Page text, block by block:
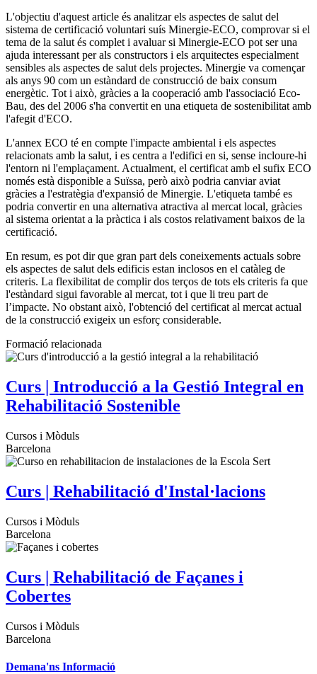
L'objectiu d'aquest article és analitzar els aspectes de salut del
sistema de certificació voluntari suís Minergie-ECO, comprovar si el
tema de la salut és complet i avaluar si Minergie-ECO pot ser una
ajuda interessant per als constructors i els arquitectes especialment
sensibles als aspectes de salut dels projectes. Minergie va començar
als anys 90 com un estàndard de construcció de baix consum
energètic. Tot i això, gràcies a la cooperació amb l'associació Eco-
Bau, des del 2006 s'ha convertit en una etiqueta de sostenibilitat amb
l'afegit d'ECO.
L'annex ECO té en compte l'impacte ambiental i els aspectes
relacionats amb la salut, i es centra a l'edifici en si, sense incloure-hi
l'entorn ni l'emplaçament. Actualment, el certificat amb el sufix ECO
només està disponible a Suïssa, però això podria canviar aviat
gràcies a l'estratègia d'expansió de Minergie. L'etiqueta també es
podria convertir en una alternativa atractiva al mercat local, gràcies
al sistema orientat a la pràctica i als costos relativament baixos de la
certificació.
En resum, es pot dir que gran part dels coneixements actuals sobre
els aspectes de salut dels edificis estan inclosos en el catàleg de
criteris. La flexibilitat de complir dos terços de tots els criteris fa que
l'estàndard sigui favorable al mercat, tot i que li treu part de
l’impacte. No obstant això, l'obtenció del certificat al mercat actual
de la construcció exigeix un esforç considerable.
Formació relacionada
Curs | Introducció a la Gestió Integral en
Rehabilitació Sostenible
Cursos i Mòduls
Barcelona
Curs | Rehabilitació d'Instal·lacions
Cursos i Mòduls
Barcelona
Curs | Rehabilitació de Façanes i
Cobertes
Cursos i Mòduls
Barcelona
Demana'ns Informació